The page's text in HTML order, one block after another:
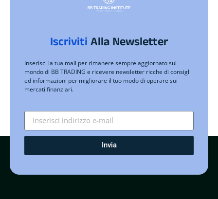
IscrivitiAlla Newsletter
Inserisci la tua mail per rimanere sempre aggiornato sul
mondo di BB TRADING e ricevere newsletter ricche di consigli
ed informazioni per migliorare il tuo modo di operare sui
mercati finanziari.
Invia